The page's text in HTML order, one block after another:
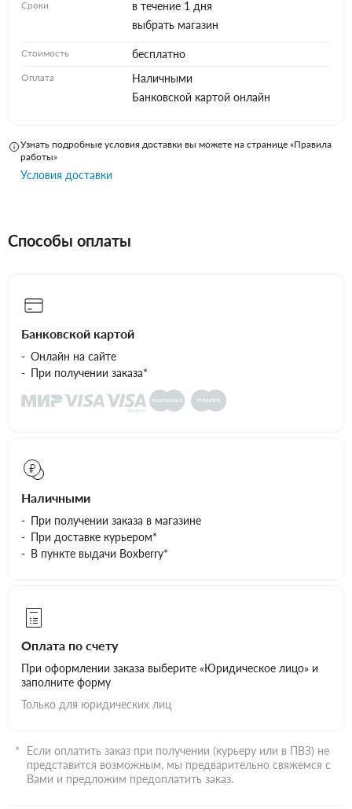
Сроки
в течение 1 дня
выбрать магазин
Стоимость бесплатно
Оплата
Наличными
Банковской картой онлайн
Узнать подробные условия доставки вы можете на странице «Правила
работы»
Условия доставки
Способы оплаты
Банковской картой
Онлайн на сайте
При получении заказа*
Наличными
При получении заказа в магазине
При доставке курьером*
В пункте выдачи Boxberry*
Оплата по счету
При оформлении заказа выберите «Юридическое лицо» и
заполните форму
Только для юридических лиц
Если оплатить заказ при получении (курьеру или в ПВЗ) не
представится возможным, мы предварительно свяжемся с
Вами и предложим предоплатить заказ.